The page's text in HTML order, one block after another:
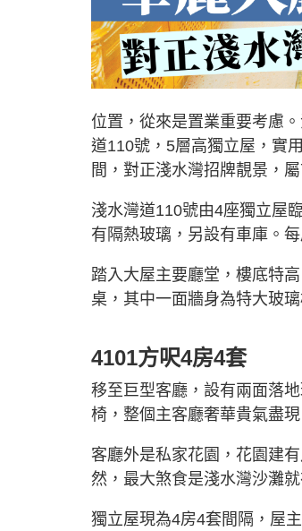
位置，從來是置業重要考慮
道110號，5層高獨立屋，實
間，對正淺水灣招牌靚景，
淺水灣道110號由4座獨立屋
有隔熱玻璃，另設有車庫。
踏入大屋主要廳堂，樓底特
桌，其中一面牆身為特大玻
4101方呎4房4套
移至巨型客廳，設有兩面落
椅，整個主客廳奢華貴氣盡現
客廳外是私家花園，花園建
然，最大煞食是淺水灣沙灘
獨立屋現為4房4套間隔，屋